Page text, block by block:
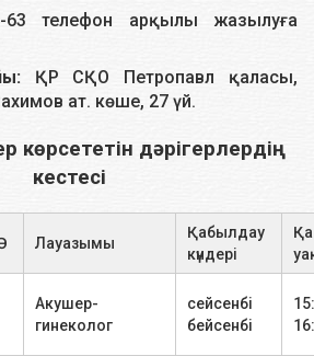
Р
Р-
1 зерттеу
2
графиясы
63 телефон арқылы жазылуға
ҚР СҚО Петропавл қаласы,
ат. көше, 27 үй.
көрсететін дәрігерлердің
кестесі
Лауазымы
Қабылдау
күндері
Акушер-
гинеколог
сейсенбі
бейсенбі